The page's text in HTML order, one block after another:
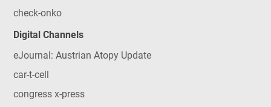
check-onko
Digital Channels
eJournal: Austrian Atopy Update
car-t-cell
congress x-press